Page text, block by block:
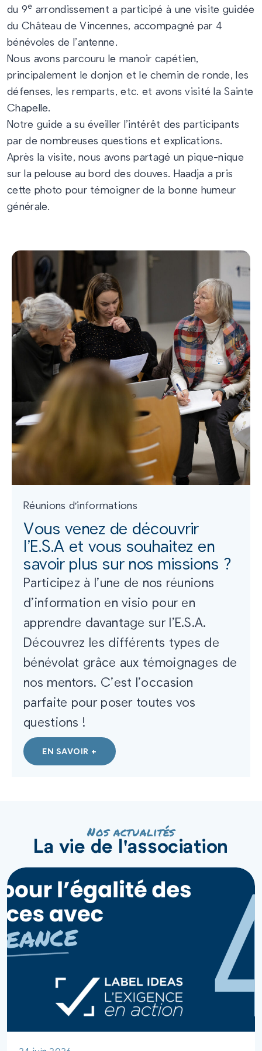
du 9e arrondissement a participé à une visite guidée
du Château de Vincennes, accompagné par 4
bénévoles de l’antenne.
Nous avons parcouru le manoir capétien,
principalement le donjon et le chemin de ronde, les
défenses, les remparts, etc. et avons visité la Sainte
Chapelle.
Notre guide a su éveiller l’intérêt des participants
par de nombreuses questions et explications.
Après la visite, nous avons partagé un pique-nique
sur la pelouse au bord des douves. Haadja a pris
cette photo pour témoigner de la bonne humeur
générale.
Réunions d'informations
Vous venez de découvrir
l’E.S.A et vous souhaitez en
savoir plus sur nos missions ?
Participez à l’une de nos réunions
d’information en visio pour en
apprendre davantage sur l’E.S.A.
Découvrez les différents types de
bénévolat grâce aux témoignages de
nos mentors. C’est l’occasion
parfaite pour poser toutes vos
questions !
EN SAVOIR +
Nos actualités
La vie de l'association